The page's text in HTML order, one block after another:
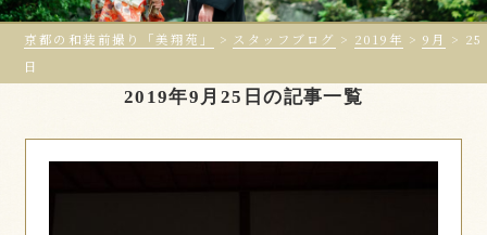
京都の和装前撮り「美翔苑」 > スタッフブログ > 2019年 > 9月 > 25
日
2019年9月25日の記事一覧